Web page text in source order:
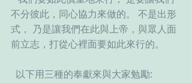
不分彼此，同心協力來做的。 不是出形
式， 乃是讓我們在此與上帝，與眾人面
前立志，打從心裡面要如此來行的。
  以下用三種的奉獻來與大家勉勵: